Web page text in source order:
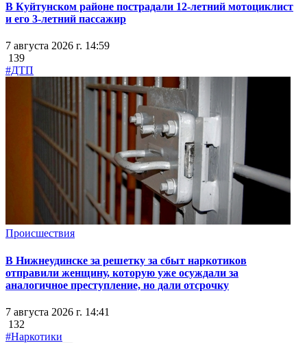
В Куйтунском районе пострадали 12-летний мотоциклист
и его 3-летний пассажир
7 августа 2026 г. 14:59
139
#ДТП
Происшествия
В Нижнеудинске за решетку за сбыт наркотиков
отправили женщину, которую уже осуждали за
аналогичное преступление, но дали отсрочку
7 августа 2026 г. 14:41
132
#Наркотики